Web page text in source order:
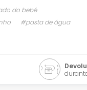
do bebé
#pasta de água